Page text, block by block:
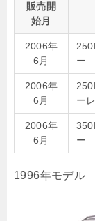
販売開
始月
2006年
6月
ー
2006年
6月
ー
2006年
6月
ー
1996年モデル